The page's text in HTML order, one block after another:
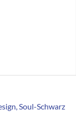
Soul-Schwarz